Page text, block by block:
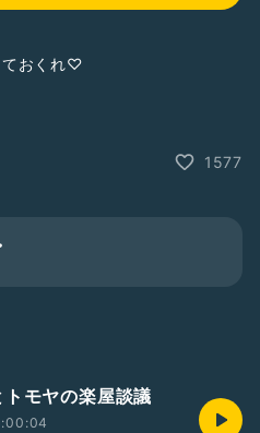
ておくれ♡
1577
モヤの楽屋談議